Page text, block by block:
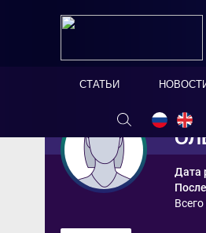
СТАТЬИ
Дата